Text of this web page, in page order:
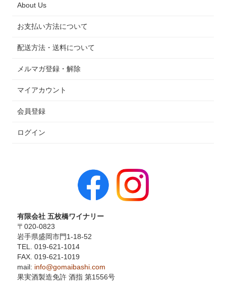
About Us
お支払い方法について
配送方法・送料について
メルマガ登録・解除
マイアカウント
会員登録
ログイン
有限会社 五枚橋ワイナリー
〒020-0823
岩手県盛岡市門1-18-52
TEL. 019-621-1014
FAX. 019-621-1019
mail: info@gomaibashi.com
果実酒製造免許 酒指 第1556号